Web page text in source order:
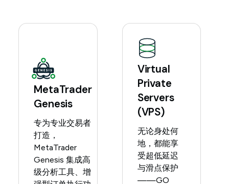
MetaTrader
Genesis
专为专业交易者
打造，
MetaTrader
Genesis 集成高
级分析工具、增
Virtual
Private
Servers
(VPS)
无论身处何
地，都能享
受超低延迟
与滑点保护
——GO